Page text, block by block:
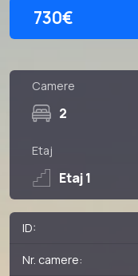
730€
Camere
2
Etaj
Etaj 1
ID:
Nr. camere: